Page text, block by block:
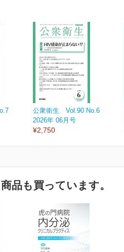
公衆衛生 Vol.90 No.6
2026年 06月号
¥2,750
品も買っています。